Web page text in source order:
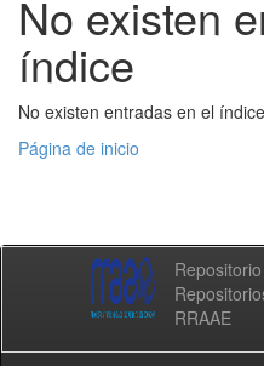
No existen
índice
No existen entradas en el
Página de inicio
RRAAE